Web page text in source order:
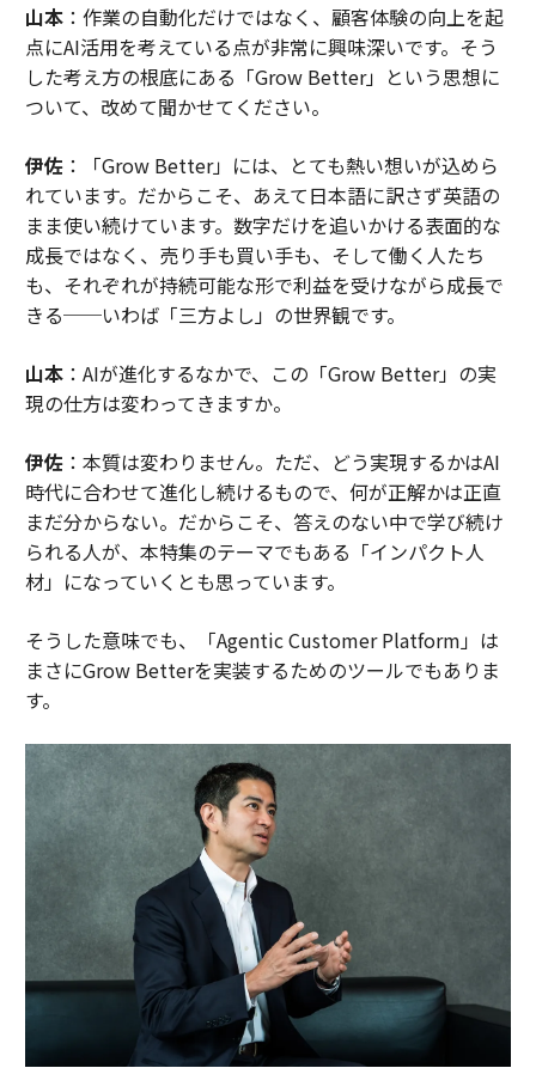
山本：作業の自動化だけではなく、顧客体験の向上を起
点にAI活用を考えている点が非常に興味深いです。そう
した考え方の根底にある「Grow Better」という思想に
ついて、改めて聞かせてください。
伊佐：「Grow Better」には、とても熱い想いが込めら
れています。だからこそ、あえて日本語に訳さず英語の
まま使い続けています。数字だけを追いかける表面的な
成長ではなく、売り手も買い手も、そして働く人たち
も、それぞれが持続可能な形で利益を受けながら成長で
きる──いわば「三方よし」の世界観です。
山本：AIが進化するなかで、この「Grow Better」の実
現の仕方は変わってきますか。
伊佐：本質は変わりません。ただ、どう実現するかはAI
時代に合わせて進化し続けるもので、何が正解かは正直
まだ分からない。だからこそ、答えのない中で学び続け
られる人が、本特集のテーマでもある「インパクト人
材」になっていくとも思っています。
そうした意味でも、「Agentic Customer Platform」は
まさにGrow Betterを実装するためのツールでもありま
す。